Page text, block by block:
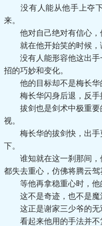
没有人能从他手上夺下
来。
他对自己绝对有信心，
就在他开始笑的时候，
没有人能形容他这出手
招的巧妙和变化。
他的目标却不是梅长华
梅长华闪身后退，反手
拔剑也是剑术中极重要
视。
梅长华的拔剑快，出手
下。
谁知就在这一刹那间，
都失去重心，仿佛将腾云驾
等他再拿稳重心时，他
这不是奇迹，也不是魔
这正是谢家三少爷的无双
看起来他用的手法并不